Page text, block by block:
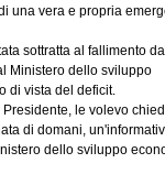
una vera e propria
sottratta al fallimento dal
Ministero dello sviluppo
di vista del deficit.
le volevo
di domani,
dello sviluppo